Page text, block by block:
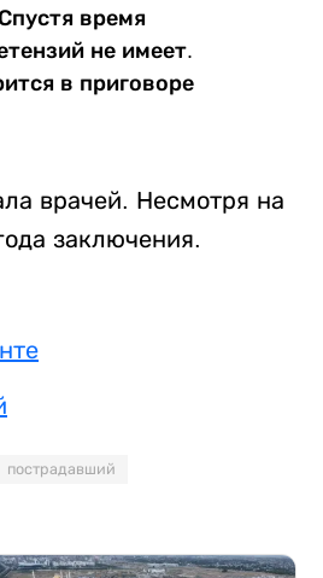
время
не имеет.
в приговоре
врачей. Несмотря на
заключения.
пострадавший